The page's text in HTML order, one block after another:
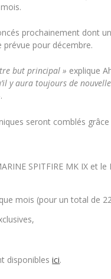
prochainement dont
pour décembre.
but principal » explique
y aura toujours de
.
seront comblés grâce
SPITFIRE MK IX et le
mois (pour un total de
disponiblesici.